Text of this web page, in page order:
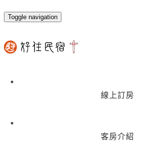
Toggle navigation
線上訂房
客房介紹